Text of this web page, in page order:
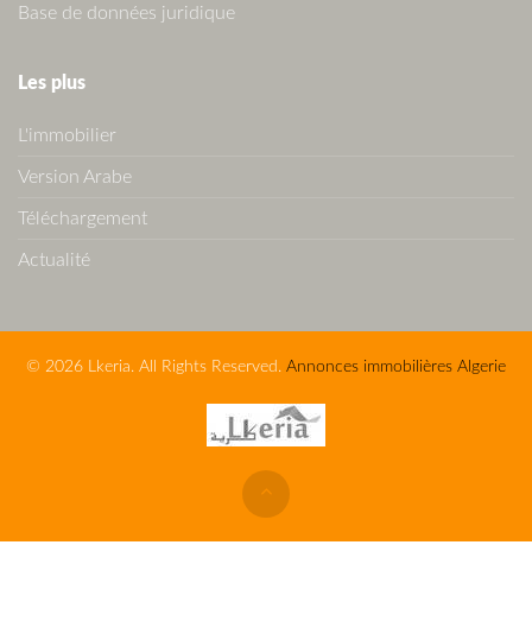
Base de données juridique
Les plus
L'immobilier
Version Arabe
Téléchargement
Actualité
© 2026 Lkeria. All Rights Reserved. Annonces immobilières Algerie